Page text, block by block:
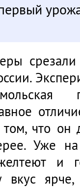
что он
Уже на
и
вкус